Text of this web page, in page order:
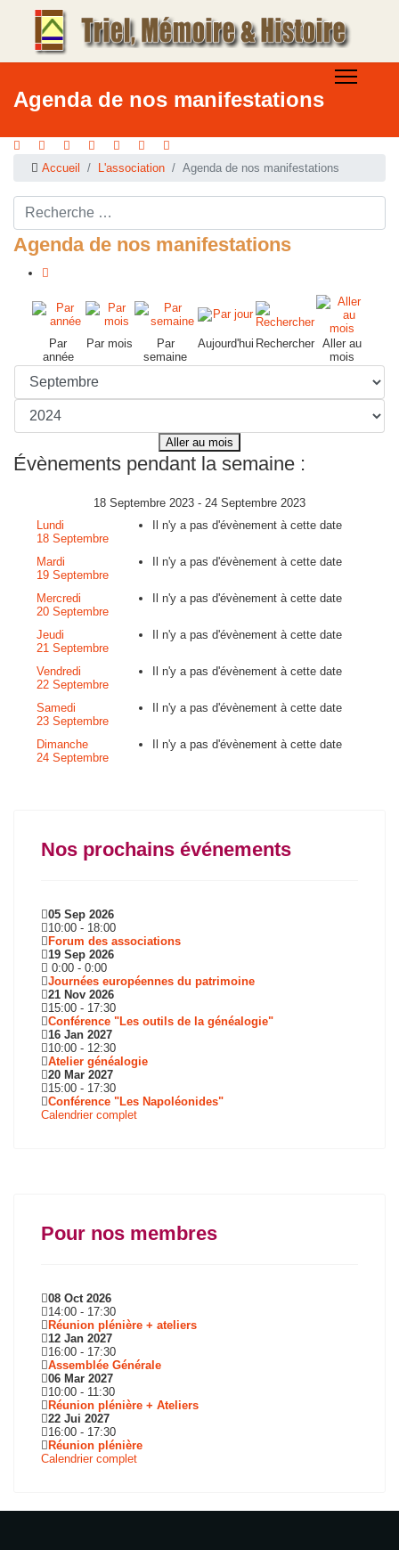
Agenda de nos manifestations
Accueil L'association Agenda de nos manifestations
Rechercher ...
Agenda de nos manifestations
Par
année
Par mois
Par
semaine
Aujourd'hui Rechercher Aller au
mois
Aller au mois
Évènements pendant la semaine :
18 Septembre 2023 - 24 Septembre 2023
Lundi
18 Septembre
Il n'y a pas d'évènement à cette date
Mardi
19 Septembre
Il n'y a pas d'évènement à cette date
Mercredi
20 Septembre
Il n'y a pas d'évènement à cette date
Jeudi
21 Septembre
Il n'y a pas d'évènement à cette date
Vendredi
22 Septembre
Il n'y a pas d'évènement à cette date
Samedi
23 Septembre
Il n'y a pas d'évènement à cette date
Dimanche
24 Septembre
Il n'y a pas d'évènement à cette date
Nos prochains événements
05 Sep 2026
10:00 - 18:00
Forum des associations
19 Sep 2026
0:00 - 0:00
Journées européennes du patrimoine
21 Nov 2026
15:00 - 17:30
Conférence "Les outils de la généalogie"
16 Jan 2027
10:00 - 12:30
Atelier généalogie
20 Mar 2027
15:00 - 17:30
Conférence "Les Napoléonides"
Calendrier complet
Pour nos membres
08 Oct 2026
14:00 - 17:30
Réunion plénière + ateliers
12 Jan 2027
16:00 - 17:30
Assemblée Générale
06 Mar 2027
10:00 - 11:30
Réunion plénière + Ateliers
22 Jui 2027
16:00 - 17:30
Réunion plénière
Calendrier complet